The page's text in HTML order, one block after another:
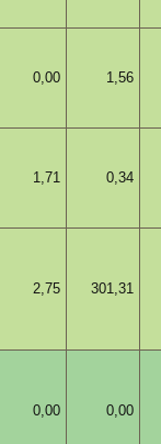
0,00 1,56
1,71 0,34
2,75 301,31
0,00 0,00